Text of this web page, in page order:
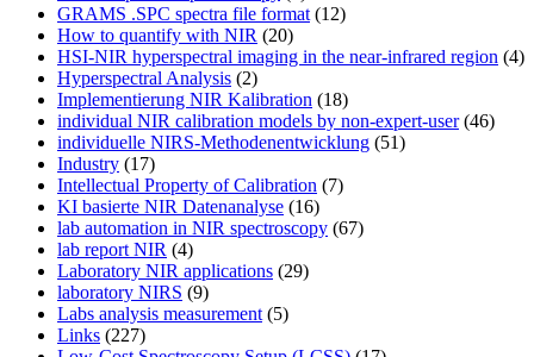
GRAMS .SPC spectra file format (12)
How to quantify with NIR (20)
HSI-NIR hyperspectral imaging in the near-infrared region (4)
Hyperspectral Analysis (2)
Implementierung NIR Kalibration (18)
individual NIR calibration models by non-expert-user(46)
individuelle NIRS-Methodenentwicklung (51)
Industry (17)
Intellectual Property of Calibration (7)
KI basierte NIR Datenanalyse (16)
lab automation in NIR spectroscopy (67)
lab report NIR (4)
Laboratory NIR applications (29)
laboratory NIRS (9)
Labs analysis measurement (5)
Links (227)